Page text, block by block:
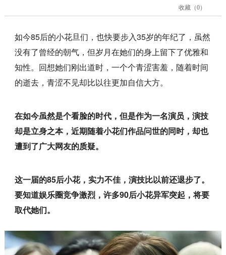
收藏（0）
如今85后的小花旦们，也快要步入35岁的年纪了，虽然
没有了曾经的朝气，但岁月在她们的身上留下了优雅和
知性。回想她们刚出道时，一个个青涩害羞，随着时间
的逝去，青涩不见却比以往更加自信大方。
在如今虽然是个看脸的时代，但是作为一名演员，演技
却是立身之本，近期随着小花们作品问世的同时，却也
遭到了广大网友的质疑。
这一届的85后小花，实力不佳，演技比以前还退步了。
要知道娱乐圈竞争激烈，许多90后小花异军突起，将要
取代她们。